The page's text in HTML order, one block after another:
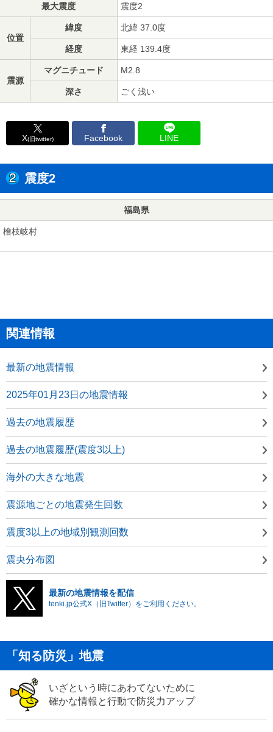
最大震度 震度2
位置
緯度 北緯 37.0度
経度 東経 139.4度
震源
マグニチュード M2.8
深さ ごく浅い
X(旧twitter) Facebook LINE
震度2
福島県
檜枝岐村
関連情報
最新の地震情報
2025年01月23日の地震情報
過去の地震履歴
過去の地震履歴(震度3以上)
海外の大きな地震
震源地ごとの地震発生回数
震度3以上の地域別観測回数
震央分布図
最新の地震情報を配信
tenki.jp公式X（旧Twitter）をご利用ください。
「知る防災」地震
いざという時にあわてないために
確かな情報と行動で防災力アップ